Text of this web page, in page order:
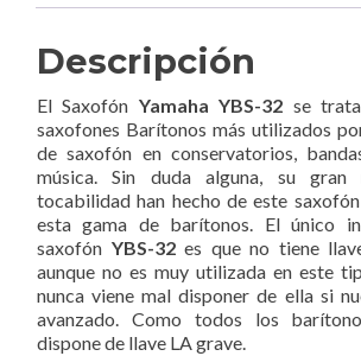
Descripción
El Saxofón Yamaha YBS-32 se
saxofones Barítonos más utilizados
de saxofón en conservatorios,
música. Sin duda alguna, su gran
tocabilidad han hecho de este
esta gama de barítonos. El único
saxofón YBS-32es que no tiene
aunque no es muy utilizada en este
nunca viene mal disponer de ella si
avanzado. Como todos los
dispone de llave LA grave.